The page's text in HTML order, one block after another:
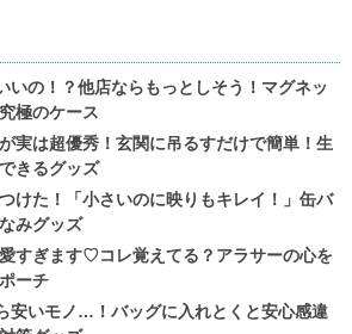
いの！？他店ならもっとしそう！マグネッ
極のケース
実は超優秀！玄関に吊るすだけで簡単！生
きるグッズ
けた！「小さいのに映りもキレイ！」缶バ
みグッズ
すぎます♡コレ覚えてる？アラサーの心を
ーチ
安いモノ…！バッグに入れとくと安心感違